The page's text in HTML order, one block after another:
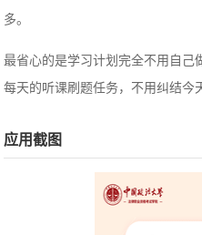
多。
最省心的是学习计划完全不用自己
每天的听课刷题任务，不用纠结今
应用截图